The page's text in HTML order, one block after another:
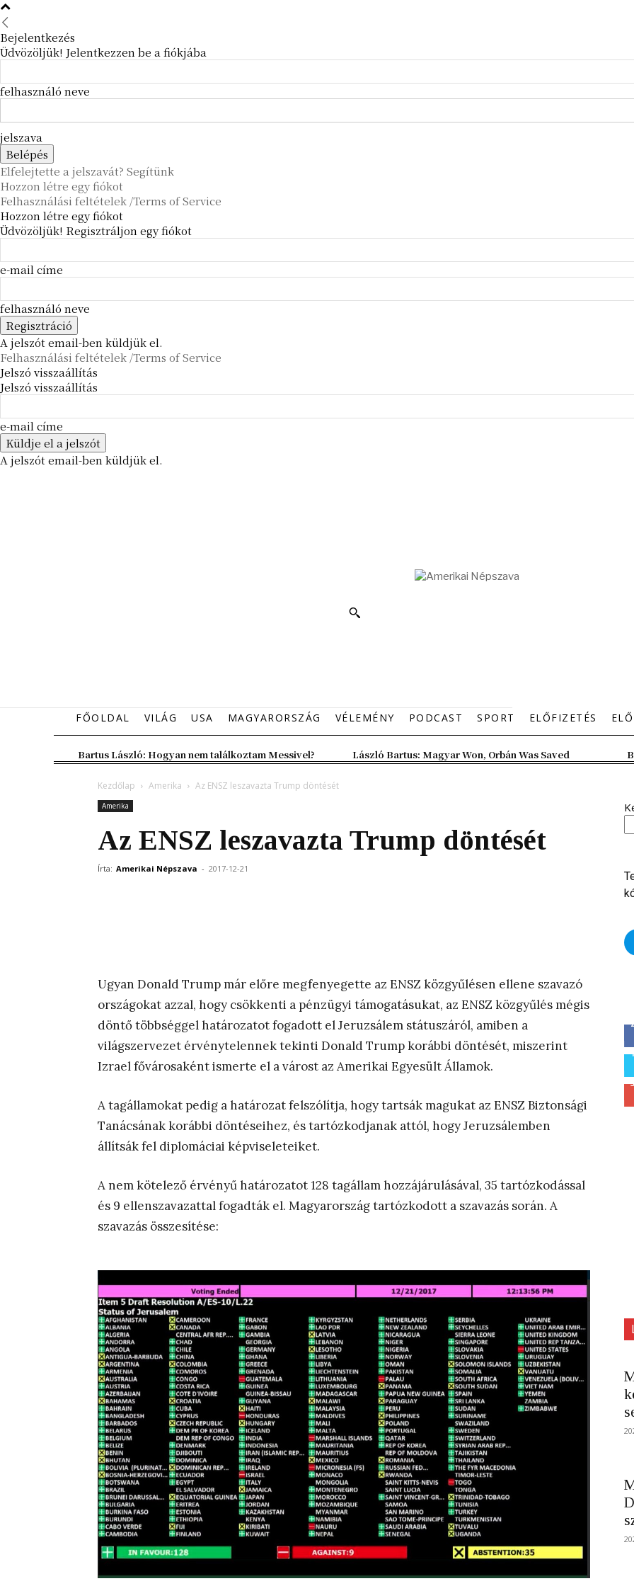
Bejelentkezés
Üdvözöljük! Jelentkezzen be a fiókjába
felhasználó neve
jelszava
Elfelejtette a jelszavát? Segítünk
Hozzon létre egy fiókot
Felhasználási feltételek /Terms of Service
Hozzon létre egy fiókot
Üdvözöljük! Regisztráljon egy fiókot
e-mail címe
felhasználó neve
A jelszót email-ben küldjük el.
Felhasználási feltételek /Terms of Service
Jelszó visszaállítás
Jelszó visszaállítás
e-mail címe
A jelszót email-ben küldjük el.
FŐOLDAL VILÁG USA MAGYARORSZÁG VÉLEMÉNY PODCAST SPORT ELŐFIZETÉS
Bartus László: Hogyan nem találkoztam Messivel? László Bartus: Magyar Won, Orbán Was Saved
Kezdőlap Amerika Az ENSZ leszavazta Trump döntését
Amerika
Az ENSZ leszavazta Trump döntését
Írta: Amerikai Népszava - 2017-12-21
Ugyan Donald Trump már előre megfenyegette az ENSZ közgyűlésen ellene szavazó
országokat azzal, hogy csökkenti a pénzügyi támogatásukat, az ENSZ közgyűlés mégis
döntő többséggel határozatot fogadott el Jeruzsálem státuszáról, amiben a
világszervezet érvénytelennek tekinti Donald Trump korábbi döntését, miszerint
Izrael fővárosaként ismerte el a várost az Amerikai Egyesült Államok.
A tagállamokat pedig a határozat felszólítja, hogy tartsák magukat az ENSZ Biztonsági
Tanácsának korábbi döntéseihez, és tartózkodjanak attól, hogy Jeruzsálemben
állítsák fel diplomáciai képviseleteiket.
A nem kötelező érvényű határozatot 128 tagállam hozzájárulásával, 35 tartózkodással
és 9 ellenszavazattal fogadták el. Magyarország tartózkodott a szavazás során. A
szavazás összesítése: